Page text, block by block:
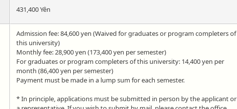
431,400 Yên
Admission fee: 84,600 yen (Waived for graduates or program completers of
this university)
Monthly fee: 28,900 yen (173,400 yen per semester)
For graduates or program completers of this university: 14,400 yen per
month (86,400 yen per semester)
Payment must be made in a lump sum for each semester.
* In principle, applications must be submitted in person by the applicant or